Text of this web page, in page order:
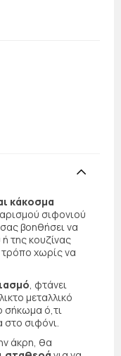
κάκοσμα
σιφονιού
βοηθήσει να
της κουζίνας
τρόπο χωρίς να
, φτάνει
μεταλλικό
σήκωμα ό,τι
στο σιφόνι.
άκρη, θα